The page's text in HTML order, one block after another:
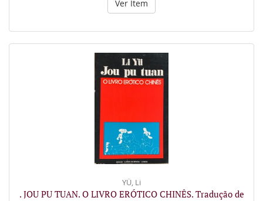
Ver Item
YÜ, Li
. JOU PU TUAN. O LIVRO ERÓTICO CHINÊS. Tradução de